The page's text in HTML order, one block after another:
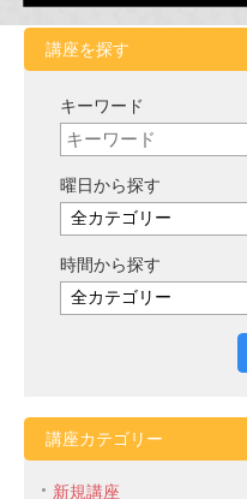
講座を探す
キーワード
曜日から探す
時間から探す
講座カテゴリー
新規講座